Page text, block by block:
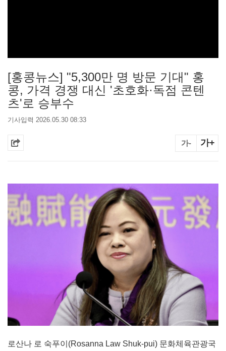
[홍콩뉴스] "5,300만 명 방문 기대" 홍
콩, 가격 경쟁 대신 '초호화·독점 콘텐
츠'로 승부수
기사입력 2026.05.30 08:33
가- 가+
로산나 로 숙푸이(Rosanna Law Shuk-pui) 문화체육관광국